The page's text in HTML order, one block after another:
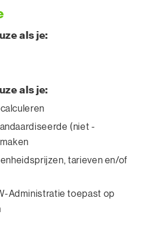
als je:
als je:
(niet -
tarieven en/of
Administratie toepast op